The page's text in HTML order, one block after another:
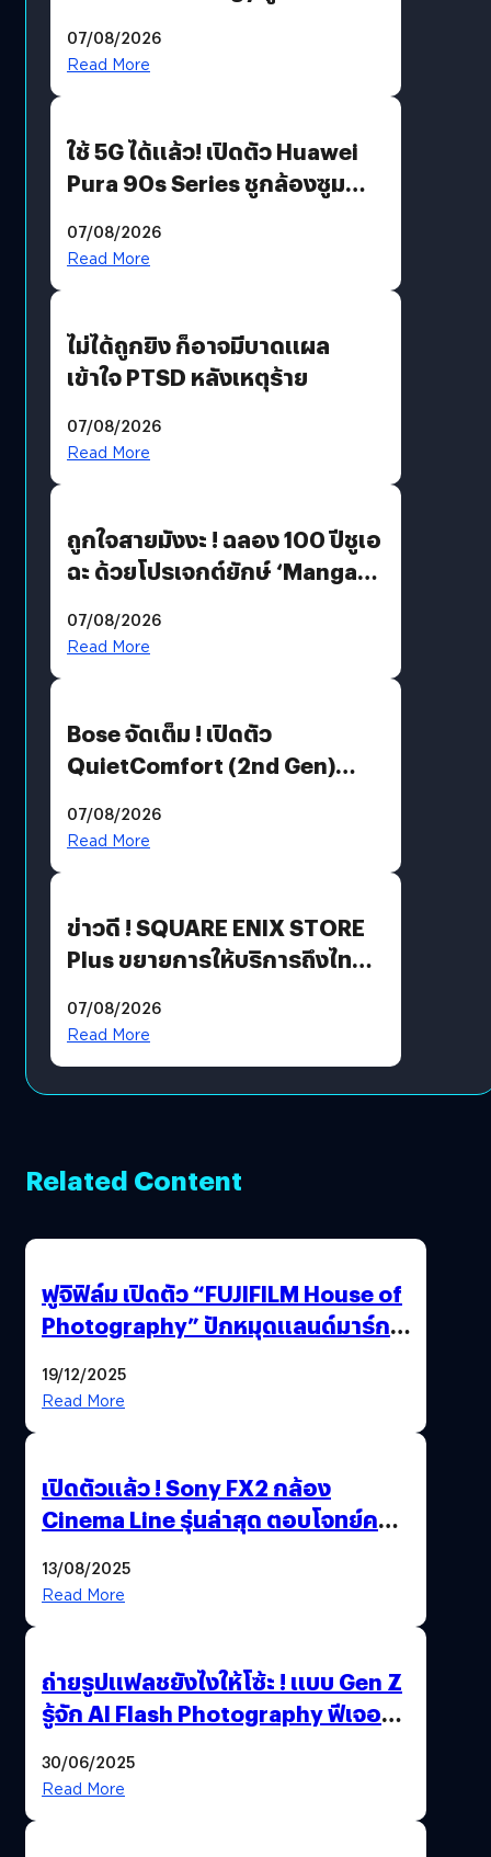
บริโภคและ B2B
07/08/2026
Read More
ใช้ 5G ได้แล้ว! เปิดตัว Huawei
Pura 90s Series ชูกล้องซูม
07/08/2026
Read More
ไม่ได้ถูกยิง ก็อาจมีบาดแผล
เข้าใจ PTSD หลังเหตุร้าย
07/08/2026
Read More
ถูกใจสายมังงะ ! ฉลอง 100 ปีชูเอ
ฉะ ด้วยโปรเจกต์ยักษ์ ‘Manga
มีภาษาไทยด้วย
07/08/2026
Read More
Bose จัดเต็ม ! เปิดตัว
QuietComfort (2nd Gen)
07/08/2026
Read More
ข่าวดี ! SQUARE ENIX STORE
Plus ขยายการให้บริการถึงไทย
โดยตรง
07/08/2026
Read More
Related Content
ฟูจิฟิล์ม เปิดตัว “FUJIFILM House of
Photography” ปักหมุดแลนด์มาร์ก
19/12/2025
Read More
เปิดตัวแล้ว ! Sony FX2 กล้อง
Cinema Line รุ่นล่าสุด ตอบโจทย์ครี
13/08/2025
Read More
ถ่ายรูปแฟลชยังไงให้โซ้ะ ! แบบ Gen Z
รู้จัก AI Flash Photography ฟีเจอร์
30/06/2025
Read More